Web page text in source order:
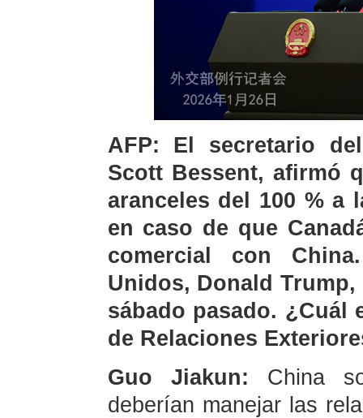
AFP: El secretario
Scott Bessent, afirmó
aranceles del 100 % a
en caso de que
comercial con
Unidos, Donald
sábado pasado. ¿Cuál
de Relaciones
Guo Jiakun: China
deberían manejar las